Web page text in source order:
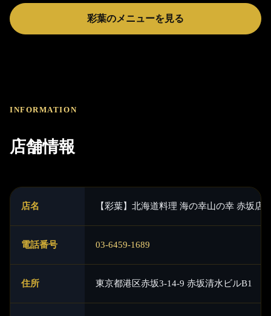
彩葉のメニューを見る
INFORMATION
店舗情報
店名 【彩葉】北海道料理 海の幸山の幸 赤坂店
電話番号 03-6459-1689
住所 東京都港区赤坂3-14-9 赤坂清水ビルB1